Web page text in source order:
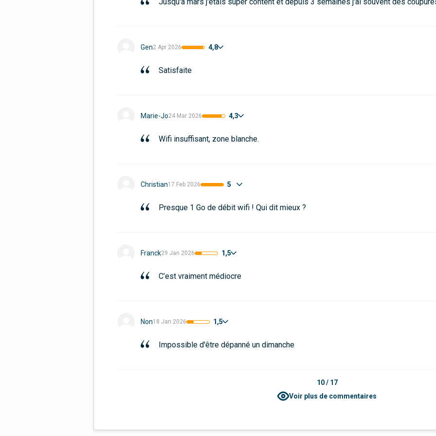
Gen2 Apr 2026 4,8
Satisfaite
Marie-Jo24 Mar 2026 4,3
Wifi insuffisant, zone blanche.
Christian17 Feb 2026 5
Presque 1 Go de débit wifi ! Qui dit mieux ?
Franck29 Jan 2026 1,5
C’est vraiment médiocre
Non18 Jan 2026 1,5
Impossible d'être dépanné un dimanche
10/ 17
Voir plus de commentaires